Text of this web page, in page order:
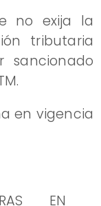
no exija la
tributaria
sancionado
en vigencia
EN